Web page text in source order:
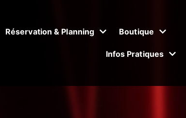
Réservation & Planning Boutique
Infos Pratiques